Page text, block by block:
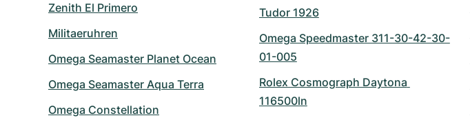
Zenith El Primero
Militaeruhren
Omega Seamaster Planet Ocean
Omega Seamaster Aqua Terra
Omega Constellation
Tudor 1926
Omega Speedmaster 311-30-42-30-
01-005
Rolex Cosmograph Daytona
116500ln